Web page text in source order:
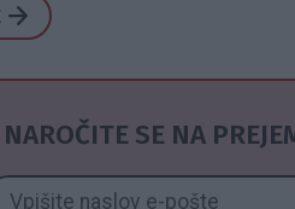
NAROČITE SE NA